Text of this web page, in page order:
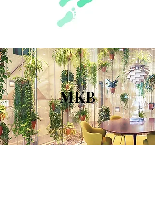
MKB